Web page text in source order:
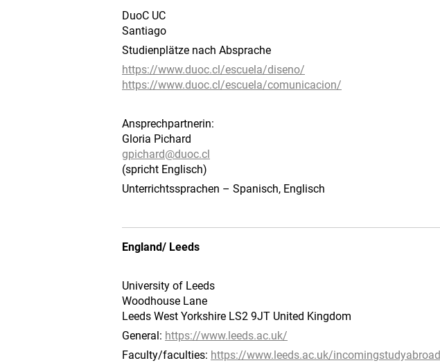
DuoC UC
Santiago
Studienplätze nach Absprache
https://www.duoc.cl/escuela/diseno/
https://www.duoc.cl/escuela/comunicacion/
Ansprechpartnerin:
Gloria Pichard
gpichard@duoc.cl
(spricht Englisch)
Unterrichtssprachen – Spanisch, Englisch
England/ Leeds
University of Leeds
Woodhouse Lane
Leeds West Yorkshire LS2 9JT United Kingdom
General: https://www.leeds.ac.uk/
Faculty/faculties: https://www.leeds.ac.uk/incomingstudyabroad